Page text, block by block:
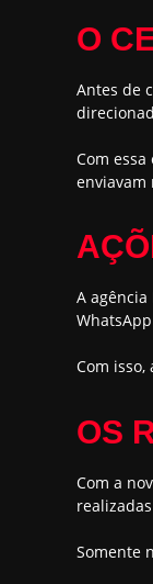
O
Antes de
Com
enviavam
A
Com
OS
Com a
Somente